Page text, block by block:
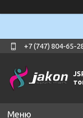
+7 (747) 804-65-